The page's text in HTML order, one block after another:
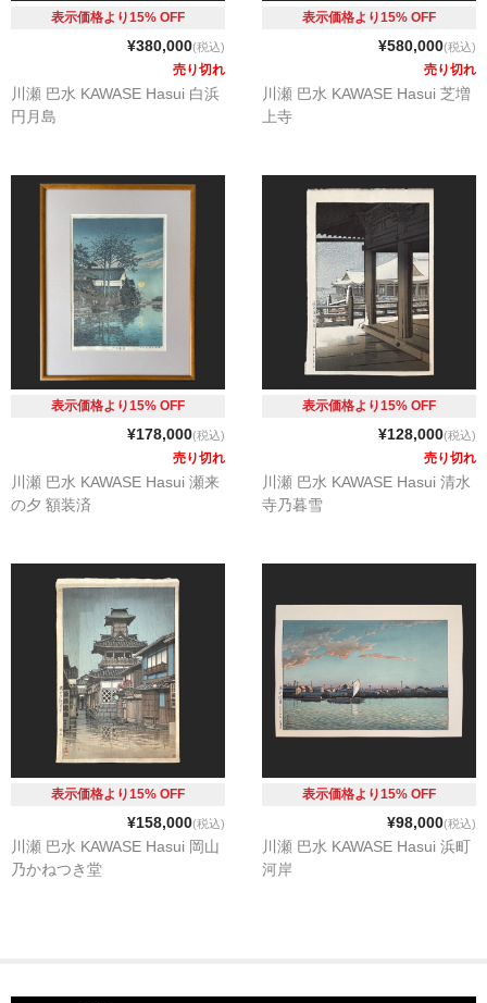
表示価格より15% OFF
¥380,000(税込)
売り切れ
川瀬 巴水 KAWASE Hasui 白浜
円月島
表示価格より15% OFF
¥580,000(税込)
売り切れ
川瀬 巴水 KAWASE Hasui 芝増
上寺
表示価格より15% OFF
¥178,000(税込)
売り切れ
川瀬 巴水 KAWASE Hasui 瀬来
の夕 額装済
表示価格より15% OFF
¥128,000(税込)
売り切れ
川瀬 巴水 KAWASE Hasui 清水
寺乃暮雪
表示価格より15% OFF
¥158,000(税込)
川瀬 巴水 KAWASE Hasui 岡山
乃かねつき堂
表示価格より15% OFF
¥98,000(税込)
川瀬 巴水 KAWASE Hasui 浜町
河岸